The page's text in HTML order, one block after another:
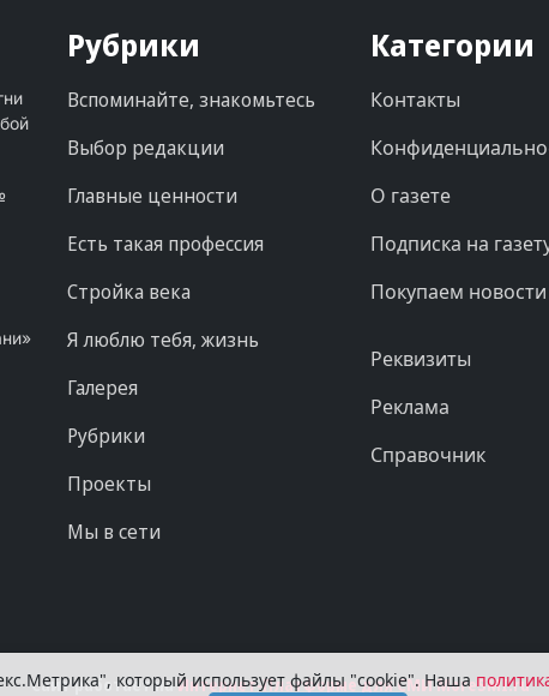
Рубрики
Вспоминайте, знакомьтесь
Выбор редакции
Главные ценности
Есть такая профессия
Стройка века
Я люблю тебя, жизнь
Галерея
Рубрики
Проекты
Мы в сети
Категории
Контакты
О газете
Подписка на
Покупаем новости
Реквизиты
Реклама
Справочник
Сайт работает наИнтернет-Платформе для СМИ MoreSMI.ru
который использует файлы "cookie". Наша